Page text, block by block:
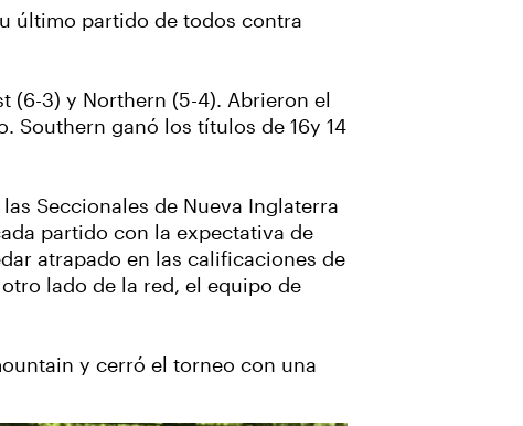
último partido de todos contra
(6-3) y Northern (5-4). Abrieron el
Southern ganó los títulos de 16y 14
Seccionales de Nueva Inglaterra
partido con la expectativa de
atrapado en las calificaciones de
lado de la red, el equipo de
y cerró el torneo con una